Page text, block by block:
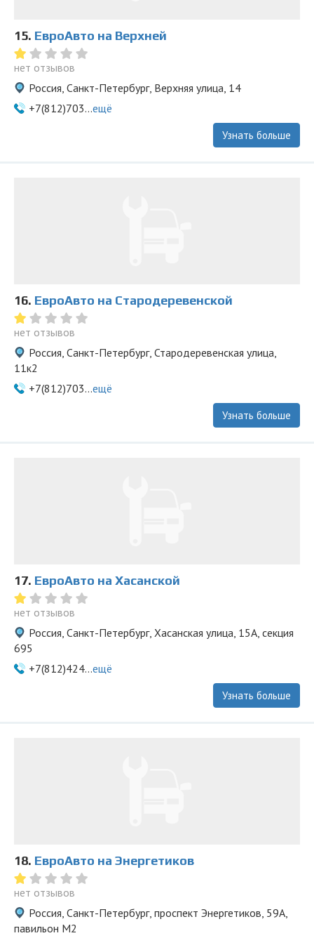
15. ЕвроАвто на Верхней
нет отзывов
Россия, Санкт-Петербург, Верхняя улица, 14
+7(812)703...ещё
Узнать больше
16. ЕвроАвто на Стародеревенской
нет отзывов
Россия, Санкт-Петербург, Стародеревенская улица,
11к2
+7(812)703...ещё
Узнать больше
17. ЕвроАвто на Хасанской
нет отзывов
Россия, Санкт-Петербург, Хасанская улица, 15А, секция
695
+7(812)424...ещё
Узнать больше
18. ЕвроАвто на Энергетиков
нет отзывов
Россия, Санкт-Петербург, проспект Энергетиков, 59А,
павильон М2